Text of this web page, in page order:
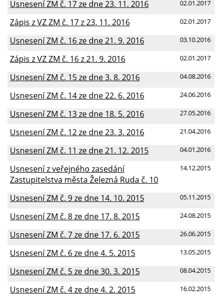
02.01.2017
Usnesení ZM č. 17 ze dne 23. 11. 2016
02.01.2017
Zápis z VZ ZM č. 17 z 23. 11. 2016
03.10.2016
Usnesení ZM č. 16 ze dne 21. 9. 2016
02.01.2017
Zápis z VZ ZM č. 16 z 21. 9. 2016
04.08.2016
Usnesení ZM č. 15 ze dne 3. 8. 2016
24.06.2016
Usnesení ZM č. 14 ze dne 22. 6. 2016
27.05.2016
Usnesení ZM č. 13 ze dne 18. 5. 2016
21.04.2016
Usnesení ZM č. 12 ze dne 23. 3. 2016
04.01.2016
Usnesení ZM č. 11 ze dne 21. 12. 2015
14.12.2015
Usnesení z veřejného zasedání
Zastupitelstva města Železná Ruda č. 10
05.11.2015
Usnesení ZM č. 9 ze dne 14. 10. 2015
24.08.2015
Usnesení ZM č. 8 ze dne 17. 8. 2015
26.06.2015
Usnesení ZM č. 7 ze dne 17. 6. 2015
13.05.2015
Usnesení ZM č. 6 ze dne 4. 5. 2015
08.04.2015
Usnesení ZM č. 5 ze dne 30. 3. 2015
16.02.2015
Usnesení ZM č. 4 ze dne 4. 2. 2015